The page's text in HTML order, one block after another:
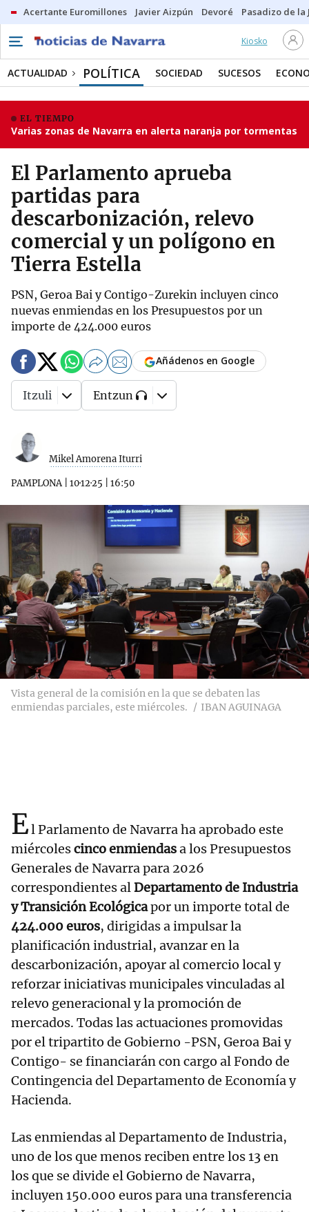
Acertante Euromillones Javier Aizpún Devoré Pasadizo de la
Kiosko
ACTUALIDAD POLÍTICA SOCIEDAD SUCESOS
EL TIEMPO
Varias zonas de Navarra en alerta naranja por tormentas
El Parlamento aprueba
partidas para
descarbonización, relevo
comercial y un polígono en
Tierra Estella
PSN, Geroa Bai y Contigo-Zurekin incluyen cinco
nuevas enmiendas en los Presupuestos por un
importe de 424.000 euros
Mikel Amorena Iturri
PAMPLONA| 10·12·25 16:50
Añádenos en Google
Itzuli Entzun
Vista general de la comisión en la que se debaten las
enmiendas parciales, este miércoles.
IBAN AGUINAGA
El Parlamento de Navarra ha aprobado este
miércolescinco enmiendasa los Presupuestos
Generales de Navarra para 2026
correspondientes alDepartamento de Industria
y Transición Ecológicapor un importe total de
424.000 euros, dirigidas a impulsar la
planificación industrial, avanzar en la
descarbonización, apoyar al comercio local y
reforzar iniciativas municipales vinculadas al
relevo generacional y la promoción de
mercados. Todas las actuaciones promovidas
por el tripartito de Gobierno -PSN, Geroa Bai y
Contigo- se financiarán con cargo al Fondo de
Contingencia del Departamento de Economía y
Hacienda.
Las enmiendas al Departamento de Industria,
uno de los que menos reciben entre los 13 en
los que se divide el Gobierno de Navarra,
incluyen 150.000 euros para una transferencia